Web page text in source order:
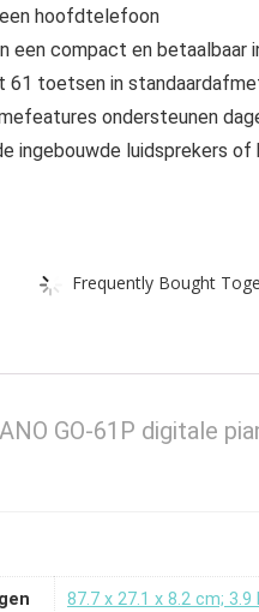
hoofdtelefoon
een compact en betaalbaar
toetsen in
ondersteunen
ingebouwde luidsprekers
Frequently Bought
GO-61P digitale
‎87.7 x 27.1 x 8.2 cm; 3.9